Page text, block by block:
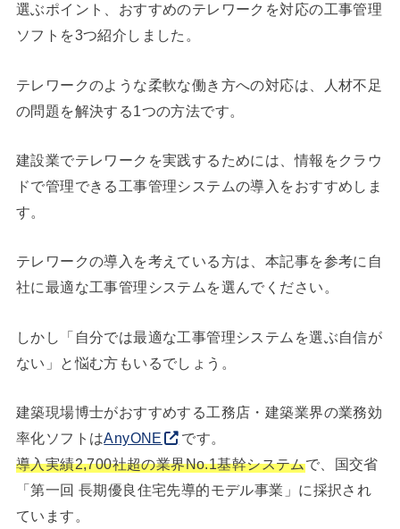
選ぶポイント、おすすめのテレワークを対応の工事管理
ソフトを3つ紹介しました。
テレワークのような柔軟な働き方への対応は、人材不足
の問題を解決する1つの方法です。
建設業でテレワークを実践するためには、情報をクラウ
ドで管理できる工事管理システムの導入をおすすめしま
す。
テレワークの導入を考えている方は、本記事を参考に自
社に最適な工事管理システムを選んでください。
しかし「自分では最適な工事管理システムを選ぶ自信が
ない」と悩む方もいるでしょう。
建築現場博士がおすすめする工務店・建築業界の業務効
率化ソフトはAnyONE
です。
導入実績2,700社超の業界No.1基幹システムで、国交省
「第一回 長期優良住宅先導的モデル事業」に採択され
ています。